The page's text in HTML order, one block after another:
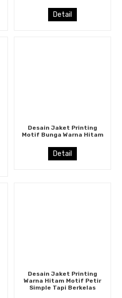
Detail
Desain Jaket Printing
Motif Bunga Warna Hitam
Detail
Desain Jaket Printing
Warna Hitam Motif Petir
Simple Tapi Berkelas